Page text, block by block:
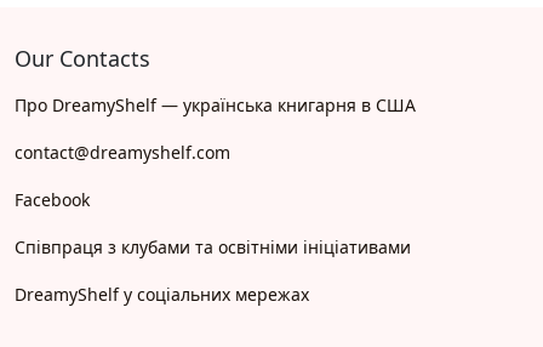
Our Contacts
Про DreamyShelf — українська книгарня в США
contact@dreamyshelf.com
Facebook
Співпраця з клубами та освітніми ініціативами
DreamyShelf у соціальних мережах